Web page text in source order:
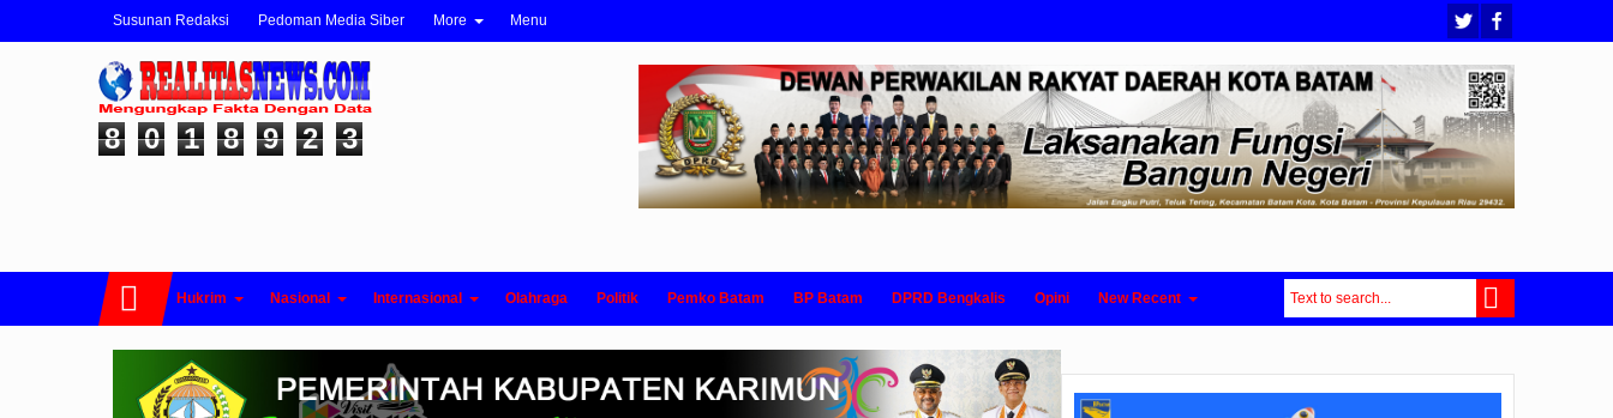
Susunan Redaksi Pedoman Media Siber More Menu
8 0 1 8 9 2 3
Hukrim Nasional Internasional Olahraga Politik Pemko Batam BP Batam DPRD Bengkalis Opini New Recent